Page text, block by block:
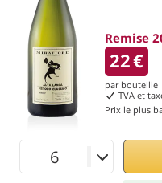
Remise
22€
par bouteille
TVA et
Prix le plus